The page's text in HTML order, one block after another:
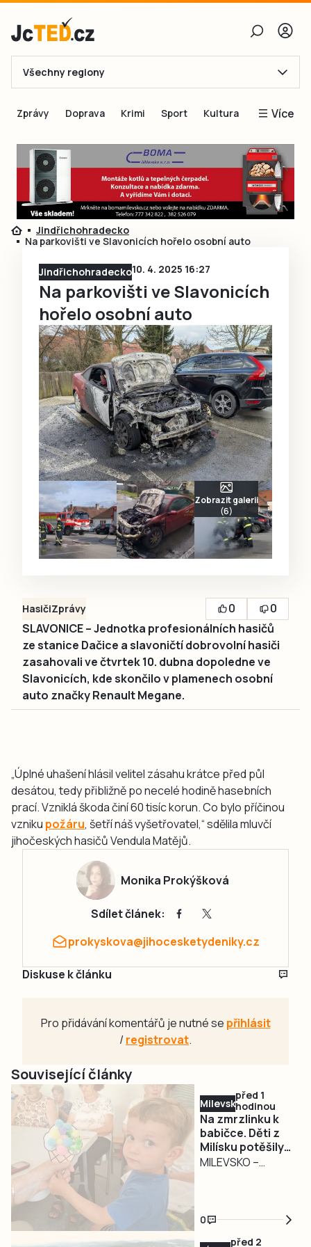
E-mail
Obnovit heslo
Přihlásit se
Přihlásit se přes Facebook
Ještě nemám účet, chci se Registrovat
Všechny regiony
Zprávy Doprava Krimi Sport Kultura Více
Blogy
Inspirace
Čtenáři píší
Speciální přílohy
Jindřichohradecko
Na parkovišti ve Slavonicích hořelo osobní auto
Jindřichohradecko10. 4. 2025 16:27
Na parkovišti ve Slavonicích
hořelo osobní auto
Zobrazit galerii
(6)
HasičiZprávy 0
0
SLAVONICE – Jednotka profesionálních hasičů
ze stanice Dačice a slavoničtí dobrovolní hasiči
zasahovali ve čtvrtek 10. dubna dopoledne ve
Slavonicích, kde skončilo v plamenech osobní
auto značky Renault Megane.
„Úplné uhašení hlásil velitel zásahu krátce před půl
desátou, tedy přibližně po necelé hodině hasebních
prací. Vzniklá škoda činí 60 tisíc korun. Co bylo příčinou
vzniku požáru, šetří náš vyšetřovatel,“ sdělila mluvčí
jihočeských hasičů Vendula Matějů.
Monika Prokýšková
Sdílet článek:
prokyskova@jihocesketydeniky.cz
Diskuse k článku
Pro přidávání komentářů je nutné se přihlásit
/registrovat.
Související články
Milevsko
před 1
hodinou
Na zmrzlinku k
babičce. Děti z
Milísku potěšily
seniory
MILEVSKO –
povídání o životě.
Tak vypadalo
0
před 2